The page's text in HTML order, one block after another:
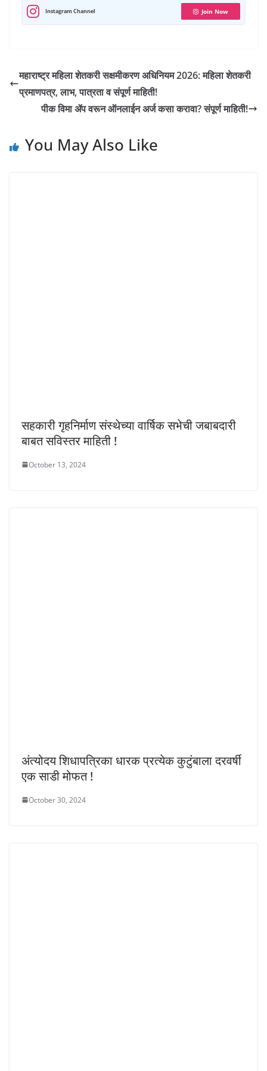
p k m
Instagram Channel Join Now
महाराष्ट्र महिला शेतकरी सक्षमीकरण अधिनियम 2026: महिला शेतकरी
प्रमाणपत्र, लाभ, पात्रता व संपूर्ण माहिती!
पीक विमा ॲप वरून ऑनलाईन अर्ज कसा करावा? संपूर्ण माहिती!
You May Also Like
सहकारी गृहनिर्माण संस्थेच्या वार्षिक सभेची जबाबदारी
बाबत सविस्तर माहिती !
October 13, 2024
अंत्योदय शिधापत्रिका धारक प्रत्येक कुटुंबाला दरवर्षी
एक साडी मोफत !
October 30, 2024